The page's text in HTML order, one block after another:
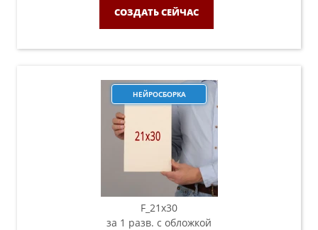
СОЗДАТЬ СЕЙЧАС
НЕЙРОСБОРКА
F_21х30
за 1 разв. с обложкой